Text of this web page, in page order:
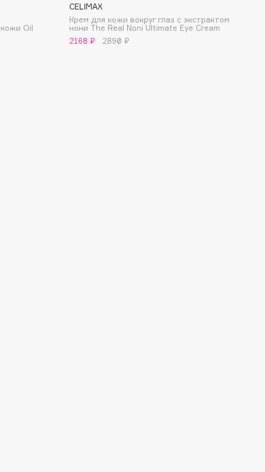
Oil
CELIMAX
Крем для кожи вокруг глаз с экстрактом
нони The Real Noni Ultimate Eye Cream
2168 ₽
2890 ₽